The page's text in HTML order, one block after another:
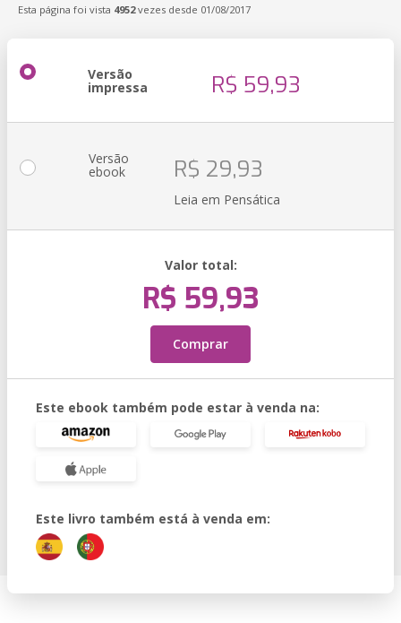
Esta página foi vista 4952vezes desde 01/08/2017
Versão
impressa R$ 59,93
Versão
ebook R$ 29,93
Leia em Pensática
Valor total:
R$ 59,93
Comprar
Este ebook também pode estar à venda na:
Este livro também está à venda em: